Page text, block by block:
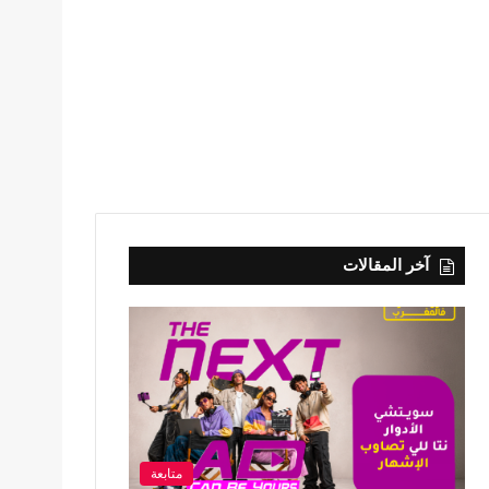
آخر المقالات
متابعة